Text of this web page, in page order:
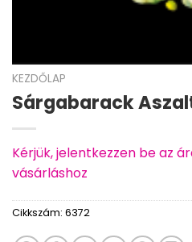
KEZDŐLAP
Sárgabarack
Kérjük, jelentkezzen be az
vásárláshoz
Cikkszám: 6372